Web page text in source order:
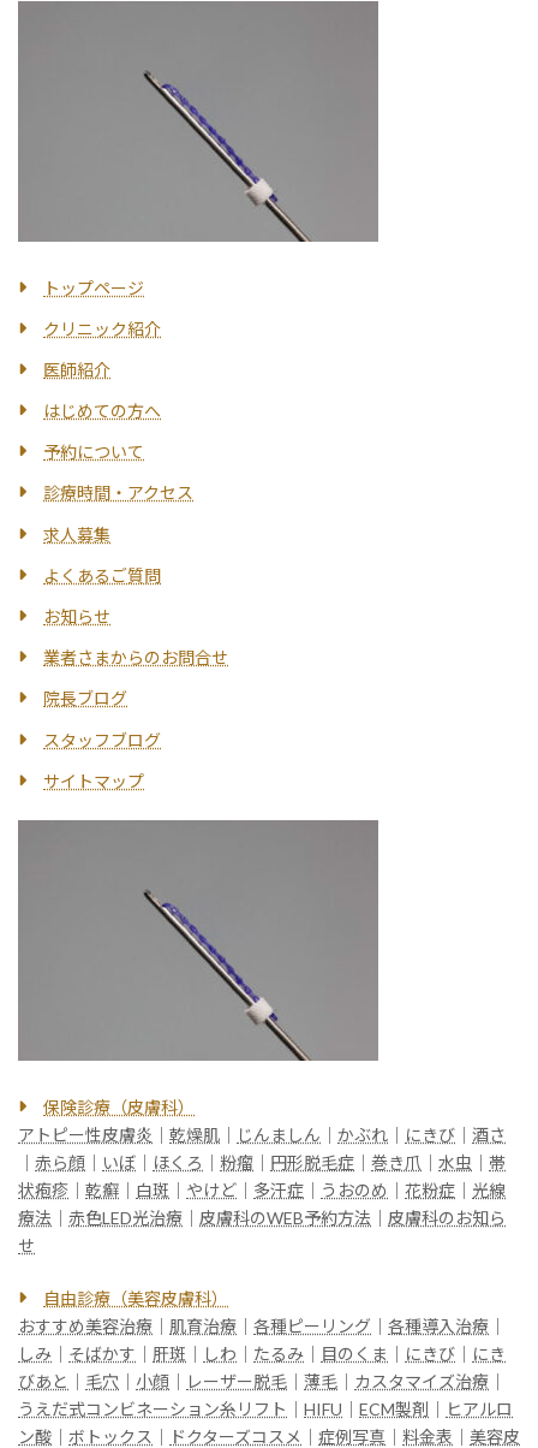
トップページ
クリニック紹介
医師紹介
はじめての方へ
予約について
診療時間・アクセス
求人募集
よくあるご質問
お知らせ
業者さまからのお問合せ
院長ブログ
スタッフブログ
サイトマップ
保険診療（皮膚科）
アトピー性皮膚炎
乾燥肌 じんましん かぶれ にきび
酒さ
赤ら顔 いぼ ほくろ 粉瘤 円形脱毛症 巻き爪 水虫
帯
状疱疹
乾癬 白斑 やけど 多汗症 うおのめ 花粉症
光線
療法
赤色LED光治療 皮膚科のWEB予約方法
皮膚科のお知ら
せ
自由診療（美容皮膚科）
おすすめ美容治療
肌育治療 各種ピーリング 各種導入治療
しみ
そばかす 肝斑 しわ たるみ 目のくま にきび
にき
びあと
毛穴 小顔 レーザー脱毛 薄毛 カスタマイズ治療
うえだ式コンビネーション糸リフト
HIFU ECM製剤
ヒアルロ
ン酸
ボトックス ドクターズコスメ 症例写真 料金表 美容皮